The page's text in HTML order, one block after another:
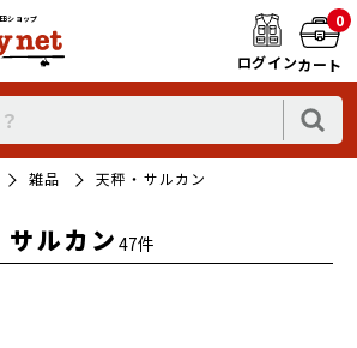
ショップ
ログイン
0
カート
雑品 天秤・サルカン
ルカン 47件